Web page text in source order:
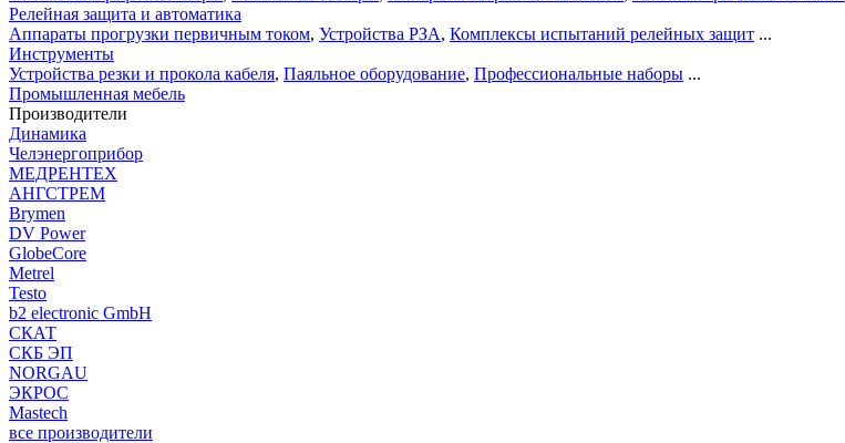
Релейная защита и автоматика
Аппараты прогрузки первичным током, Устройства РЗА, Комплексы испытаний релейных защит ...
Инструменты
Устройства резки и прокола кабеля, Паяльное оборудование, Профессиональные наборы ...
Промышленная мебель
Производители
Динамика
Челэнергоприбор
МЕДРЕНТЕХ
АНГСТРЕМ
Brymen
DV Power
GlobeCore
Metrel
Testo
b2 electronic GmbH
СКАТ
СКБ ЭП
NORGAU
ЭКРОС
Mastech
все производители